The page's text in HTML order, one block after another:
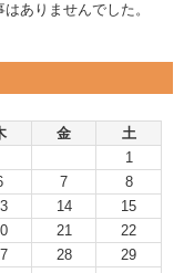
ありませんでした。
金
土
1
7
8
14
15
21
22
28
29